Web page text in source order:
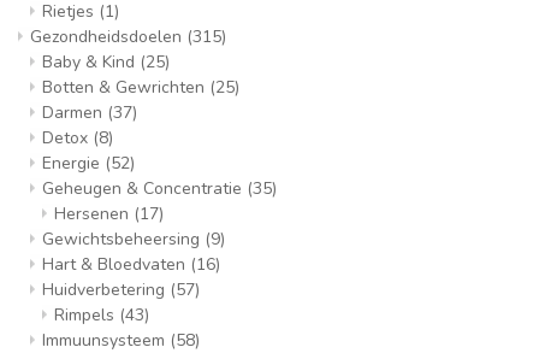
Rietjes (1)
Gezondheidsdoelen (315)
Baby & Kind (25)
Botten & Gewrichten (25)
Darmen (37)
Detox (8)
Energie (52)
Geheugen & Concentratie (35)
Hersenen (17)
Gewichtsbeheersing (9)
Hart & Bloedvaten (16)
Huidverbetering (57)
Rimpels (43)
Immuunsysteem (58)